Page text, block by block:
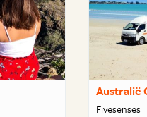
Australië
Fivesenses